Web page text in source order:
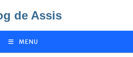
de Assis
MENU